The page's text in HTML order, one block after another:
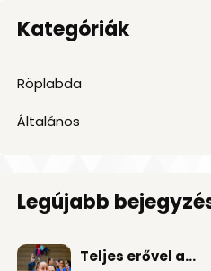
Kategóriák
Röplabda
Általános
Legújabb
Teljes erővel a